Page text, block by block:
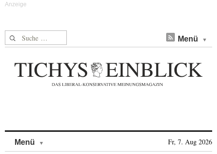
Suche nach: Menü
Menü Fr, 7. Aug 2026